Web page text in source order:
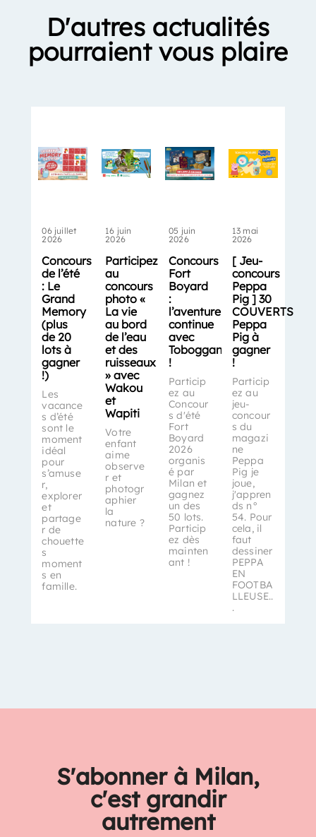
D'autres actualités
pourraient vous plaire
06 juillet
2026
Concours
de l’été
: Le
Grand
Memory
(plus
de 20
lots à
gagner
!)
Les
vacance
s d’été
sont le
moment
idéal
pour
s’amuse
r,
explorer
et
partage
r de
chouette
s
moment
s en
famille.
16 juin
2026
Participez
au
concours
photo «
La vie
au bord
de l’eau
et des
ruisseaux
» avec
Wakou
et
Wapiti
Votre
enfant
aime
observe
r et
photogr
aphier
la
nature ?
05 juin
2026
Concours
Fort
Boyard
:
l’aventure
continue
avec
Toboggan
!
Particip
ez au
Concour
s d'été
Fort
Boyard
2026
organis
é par
Milan et
gagnez
un des
50 lots.
Particip
ez dès
mainten
ant !
13 mai
2026
[ Jeu-
concours
Peppa
Pig ] 30
COUVERTS
Peppa
Pig à
gagner
!
Particip
ez au
jeu-
concour
s du
magazi
ne
Peppa
Pig je
joue,
j'appren
ds n°
54. Pour
cela, il
faut
dessiner
PEPPA
EN
FOOTBA
LLEUSE..
.
S'abonner à Milan,
c'est grandir
autrement